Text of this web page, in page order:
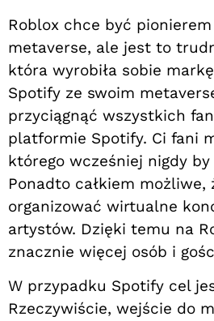
Roblox chce być
metaverse, ale jest to
która wyrobiła sobie
Spotify ze swoim
przyciągnąć wszystkich
platformie Spotify. Ci fani
którego wcześniej nigdy
Ponadto całkiem możliwe,
organizować wirtualne
artystów. Dzięki temu na
znacznie więcej osób i
W przypadku Spotify cel
Rzeczywiście, wejście do